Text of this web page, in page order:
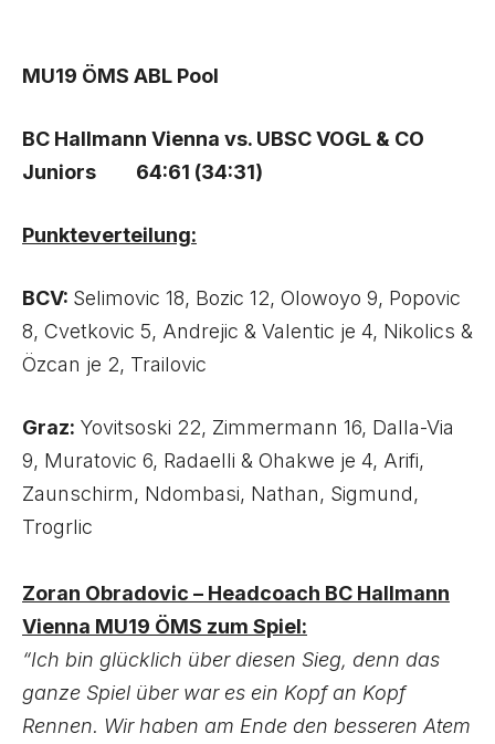
MU19 ÖMS ABL Pool
BC Hallmann Vienna vs. UBSC VOGL & CO
Juniors 64:61 (34:31)
Punkteverteilung:
BCV: Selimovic 18, Bozic 12, Olowoyo 9, Popovic
8, Cvetkovic 5, Andrejic & Valentic je 4, Nikolics &
Özcan je 2, Trailovic
Graz: Yovitsoski 22, Zimmermann 16, Dalla-Via
9, Muratovic 6, Radaelli & Ohakwe je 4, Arifi,
Zaunschirm, Ndombasi, Nathan, Sigmund,
Trogrlic
Zoran Obradovic – Headcoach BC Hallmann
Vienna MU19 ÖMS zum Spiel:
“Ich bin glücklich über diesen Sieg, denn das
ganze Spiel über war es ein Kopf an Kopf
Rennen. Wir haben am Ende den besseren Atem